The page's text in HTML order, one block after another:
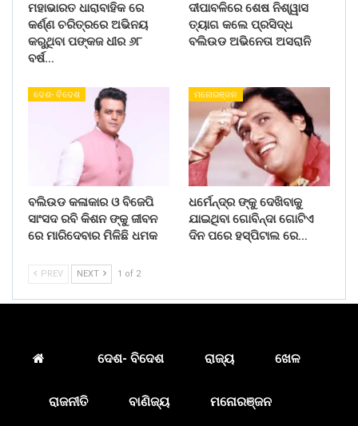
ମହାଭାରତ ଧାରାବାହିକ ରେ
କର୍ଣ୍ଣ ଚରିତ୍ରରେ ଅଭିନୟ
କରୁଥିବା ପଙ୍କଜ ଧୀର ୬୮
ବର୍ଷ…
ଦୀପାବଳିରେ ଶେଷ ନିଶ୍ୱାସ
ତ୍ୟାଗ କଲେ ପ୍ରସିଦ୍ଧ
ବଲିଉଡ ଅଭିନେତା ଅସରାନି
ଦେଶ- ବିଦେଶ
ବଲିଉଡ କଳାକାର ଓ ବିଜେପି
ସାଂସଦ ରବି କିଶନ ଙ୍କୁ ଜୀବନ
ରେ ମାରିଦେବାର ମିଳିଛି ଧମକ
ମନୋରଞ୍ଜନ
ଧର୍ମେନ୍ଦ୍ର ଙ୍କୁ ଦେଖିବାକୁ
ଯାଇଥିବା ଗୋବିନ୍ଦା ଗୋଟିଏ
ଦିନ ପରେ ହସ୍ପିଟାଲ ରେ…
PREV NEXT 1 of 2
ଦେଶ- ବିଦେଶ ରାଜ୍ୟ ଖେଳ
ରାଜନୀତି ବାଣିଜ୍ୟ ମନୋରଞ୍ଜନ